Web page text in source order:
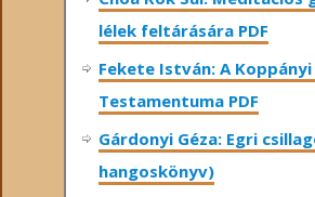
lélek feltárására PDF
Fekete István: A Koppányi
Testamentuma PDF
Gárdonyi Géza: Egri
hangoskönyv)